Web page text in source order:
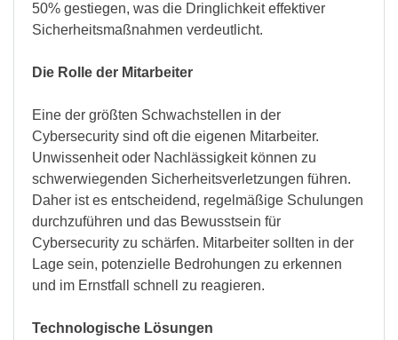
50% gestiegen, was die Dringlichkeit effektiver
Sicherheitsmaßnahmen verdeutlicht.
Die Rolle der Mitarbeiter
Eine der größten Schwachstellen in der
Cybersecurity sind oft die eigenen Mitarbeiter.
Unwissenheit oder Nachlässigkeit können zu
schwerwiegenden Sicherheitsverletzungen führen.
Daher ist es entscheidend, regelmäßige Schulungen
durchzuführen und das Bewusstsein für
Cybersecurity zu schärfen. Mitarbeiter sollten in der
Lage sein, potenzielle Bedrohungen zu erkennen
und im Ernstfall schnell zu reagieren.
Technologische Lösungen